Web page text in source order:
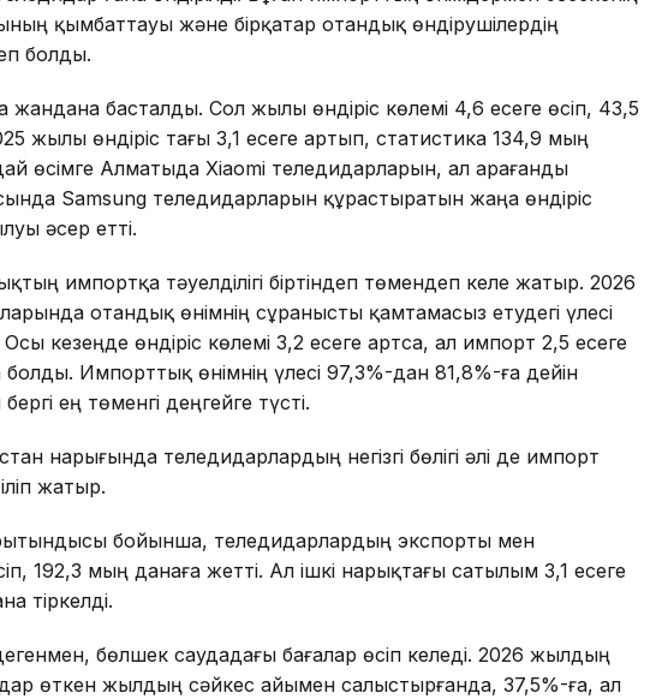
қымбаттауы және бірқатар отандық өндірушілердің
болды.
басталды. Сол жылы өндіріс көлемі 4,6 есеге өсіп, 43,5
жылы өндіріс тағы 3,1 есеге артып, статистика 134,9 мың
өсімге Алматыда Xiaomi теледидарларын, ал Қарағанды
Samsung теледидарларын құрастыратын жаңа өндіріс
әсер етті.
импортқа тәуелділігі біртіндеп төмендеп келе жатыр. 2026
отандық өнімнің сұранысты қамтамасыз етудегі үлесі
кезеңде өндіріс көлемі 3,2 есеге артса, ал импорт 2,5 есеге
Импорттық өнімнің үлесі 97,3%-дан 81,8%-ға дейін
ең төменгі деңгейге түсті.
нарығында теледидарлардың негізгі бөлігі әлі де импорт
жатыр.
бойынша, теледидарлардың экспорты мен
192,3 мың данаға жетті. Ал ішкі нарықтағы сатылым 3,1 есеге
тіркелді.
бөлшек саудадағы бағалар өсіп келеді. 2026 жылдың
өткен жылдың сәйкес айымен салыстырғанда, 37,5%-ға, ал